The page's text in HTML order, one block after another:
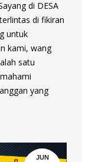
di DESA
di fikiran
untuk
kami, wang
satu
yang
JUN